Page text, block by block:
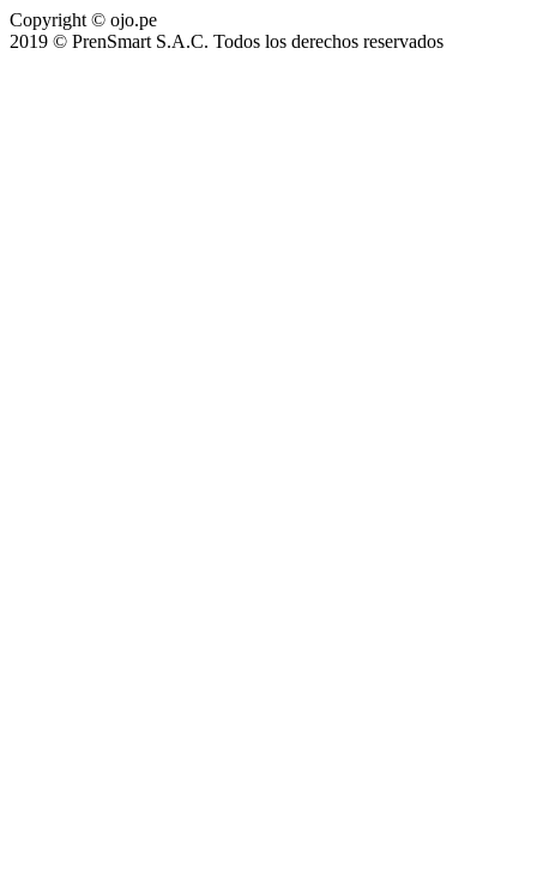
Copyright © ojo.pe
2019 © PrenSmart S.A.C. Todos los derechos reservados